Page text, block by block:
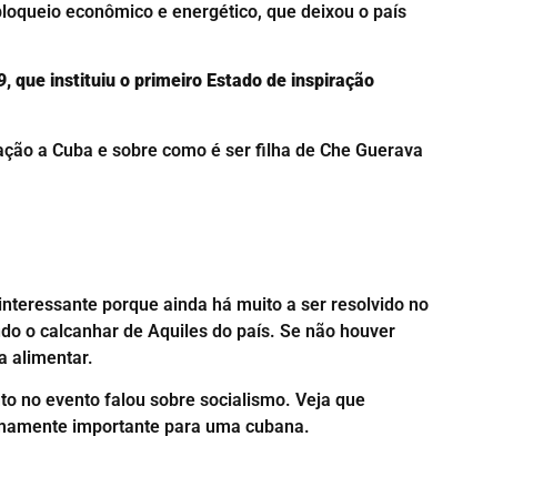
econômico e energético, que deixou o país
que instituiu o primeiro Estado de inspiração
a Cuba e sobre como é ser filha de Che Guerava
porque ainda há muito a ser resolvido no
o calcanhar de Aquiles do país. Se não houver
alimentar.
no evento falou sobre socialismo. Veja que
importante para uma cubana.